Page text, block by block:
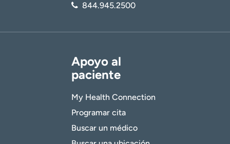
844.945.2500
Apoyo al
paciente
My Health Connection
Programar cita
Buscar un médico